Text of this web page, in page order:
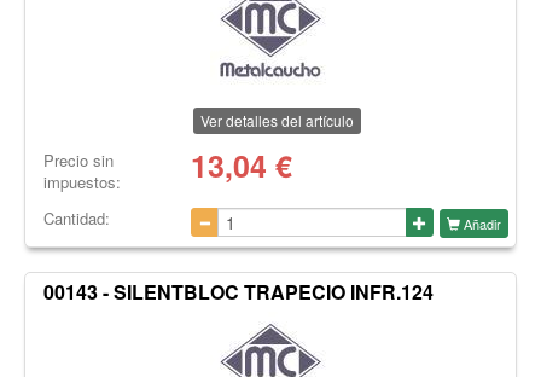
Ver detalles del artículo
Precio sin
impuestos:
13,04 €
Cantidad: Añadir
00143 - SILENTBLOC TRAPECIO INFR.124